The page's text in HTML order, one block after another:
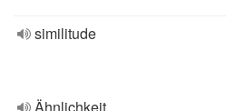
similitude